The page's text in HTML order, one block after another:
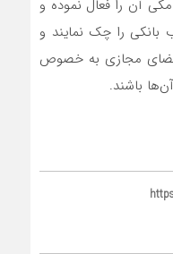
آن را فعال نموده و
را چک نمایند و
فضای مجازی به خصوص
باشند.